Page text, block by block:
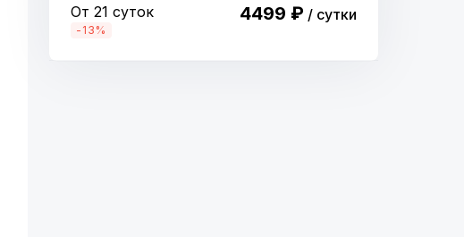
От 21 суток
-13%
4499 ₽ / сутки